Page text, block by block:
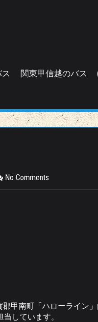
関東甲信越のバス
No Comments
甲南町「ハローライン
しています。